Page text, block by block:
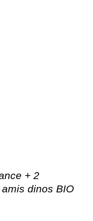
+ 2
dinos BIO